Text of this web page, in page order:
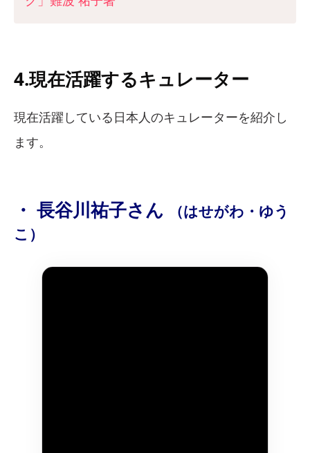
4.現在活躍するキュレーター
現在活躍している日本人のキュレーターを紹介し
ます。
・ 長谷川祐子さん
（はせがわ・ゆう
こ）